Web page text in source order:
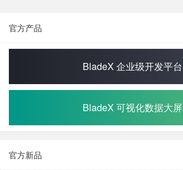
官方产品
BladeX 企业级开发平台
BladeX 可视化数据大屏
官方新品